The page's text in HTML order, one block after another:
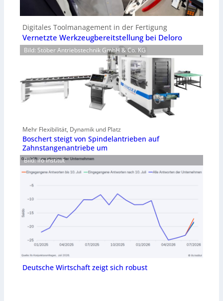
Digitales Toolmanagement in der Fertigung
Vernetzte Werkzeugbereitstellung bei Deloro
Bild: Stöber Antriebstechnik GmbH & Co. KG
Mehr Flexibilität, Dynamik und Platz
Boschert steigt von Spindelantrieben auf
Zahnstangenantriebe um
Bild: Ifo Institut
Deutsche Wirtschaft zeigt sich robust